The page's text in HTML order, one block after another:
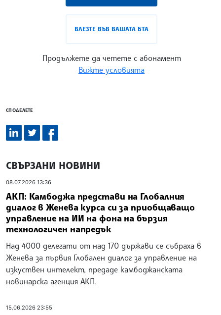
ВЛЕЗТЕ ВЪВ ВАШАТА БТА
Продължете да четете с абонамент
Вижте условията
СПОДЕЛЕТЕ
СВЪРЗАНИ НОВИНИ
08.07.2026 13:36
АКП: Камбоджа представи на Глобалния
диалог в Женева курса си за приобщаващо
управление на ИИ на фона на бързия
технологичен напредък
Над 4000 делегати от над 170 държави се събраха в
Женева за първия Глобален диалог за управление на
изкуствен интелект, предаде камбоджанската
новинарска агенция АКП.
15.06.2026 23:55